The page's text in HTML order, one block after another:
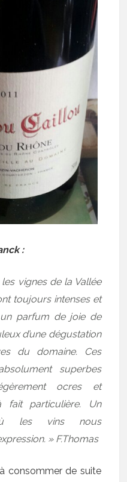
:
vignes de la Vallée
toujours intenses et
parfum de joie de
d’une dégustation
du domaine. Ces
superbes
ocres et
fait particulière. Un
les vins nous
» F.Thomas
consommer de suite